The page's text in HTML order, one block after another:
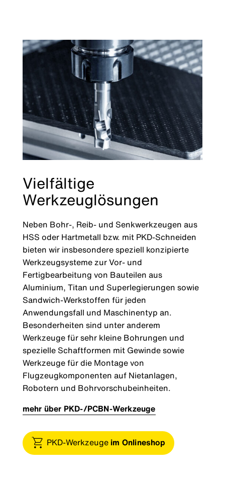
Vielfältige
Werkzeuglösungen
Neben Bohr-, Reib- und Senkwerkzeugen aus
HSS oder Hartmetall bzw. mit PKD-Schneiden
bieten wir insbesondere speziell konzipierte
Werkzeugsysteme zur Vor- und
Fertigbearbeitung von Bauteilen aus
Aluminium, Titan und Superlegierungen sowie
Sandwich-Werkstoffen für jeden
Anwendungsfall und Maschinentyp an.
Besonderheiten sind unter anderem
Werkzeuge für sehr kleine Bohrungen und
spezielle Schaftformen mit Gewinde sowie
Werkzeuge für die Montage von
Flugzeugkomponenten auf Nietanlagen,
Robotern und Bohrvorschubeinheiten.
mehr über PKD-/PCBN-Werkzeuge
PKD-Werkzeuge im Onlineshop